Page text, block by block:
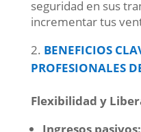
seguridad en sus
incrementar tus
BENEFICIOS
PROFESIONALES
Flexibilidad y
Ingresos pasivos: